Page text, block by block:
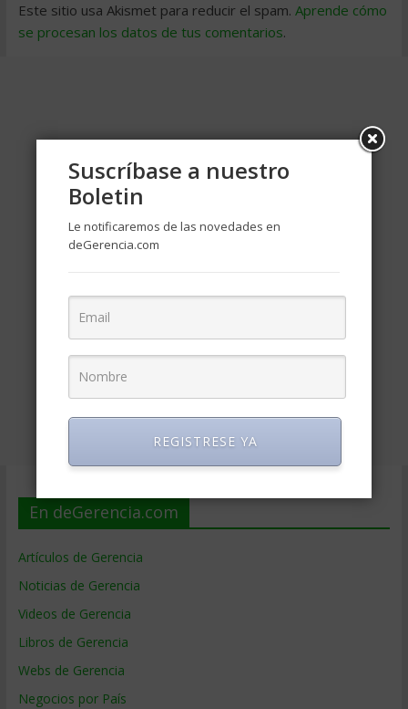
Este sitio usa Akismet para reducir el spam. Aprende cómo
se procesan los datos de tus comentarios.
En deGerencia.com
Artículos de Gerencia
Noticias de Gerencia
Videos de Gerencia
Libros de Gerencia
Webs de Gerencia
Negocios por País
Suscríbase a nuestro
Boletin
Le notificaremos de las novedades en
deGerencia.com
REGISTRESE YA